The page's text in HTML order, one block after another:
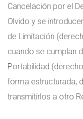
Cancelación por el
Olvido y se
de Limitación
cuando se cumplan
Portabilidad
forma estructurada,
transmitirlos a otro